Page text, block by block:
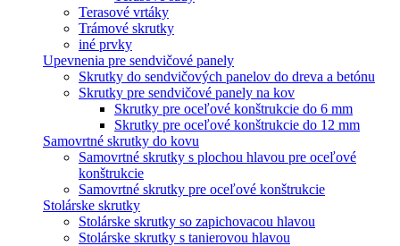
Terasové vrtáky
Trámové skrutky
iné prvky
Upevnenia pre sendvičové panely
Skrutky do sendvičových panelov do dreva a betónu
Skrutky pre sendvičové panely na kov
Skrutky pre oceľové konštrukcie do 6 mm
Skrutky pre oceľové konštrukcie do 12 mm
Samovrtné skrutky do kovu
Samovrtné skrutky s plochou hlavou pre oceľové
konštrukcie
Samovrtné skrutky pre oceľové konštrukcie
Stolárske skrutky
Stolárske skrutky so zapichovacou hlavou
Stolárske skrutky s tanierovou hlavou